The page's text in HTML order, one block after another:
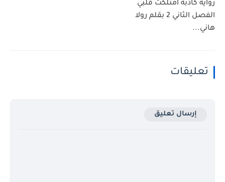
رواية كاذبة امتلكت قلبي
الفصل الثاني 2 بقلم رولا
هاني...
تعليقات
إرسال تعليق